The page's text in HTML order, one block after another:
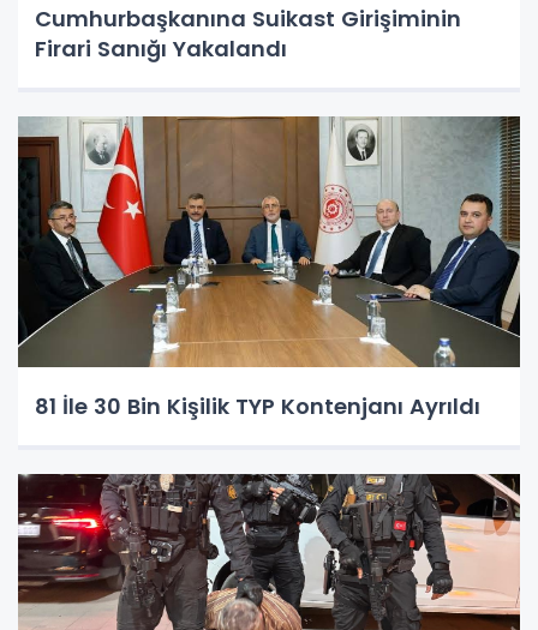
Cumhurbaşkanına Suikast Girişiminin
Firari Sanığı Yakalandı
81 İle 30 Bin Kişilik TYP Kontenjanı Ayrıldı